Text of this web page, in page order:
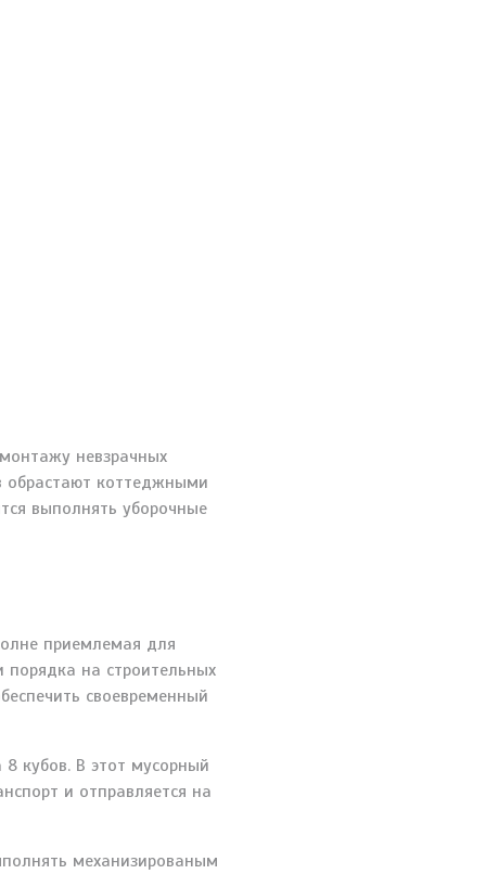
невзрачных
обрастают коттеджными
выполнять уборочные
приемлемая для
порядка на строительных
своевременный
кубов. В этот мусорный
и отправляется на
механизированым